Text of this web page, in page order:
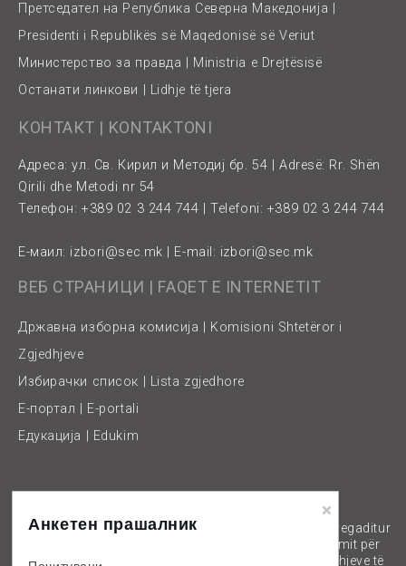
Претседател на Република Северна Македонија |
Presidenti i Republikës së Maqedonisë së Veriut
Министерство за правда | Ministria e Drejtësisë
Останати линкови | Lidhje të tjera
КОНТАКТ | KONTAKTONI
Адреса: ул. Св. Кирил и Методиј бр. 54 | Adresë: Rr. Shën
Qirili dhe Metodi nr 54
Телефон: +389 02 3 244 744 | Telefoni: +389 02 3 244 744
Е-маил: izbori@sec.mk | E-mail: izbori@sec.mk
ВЕБ СТРАНИЦИ | FAQET E INTERNETIT
Државна изборна комисија | Komisioni Shtetëror i
Zgjedhjeve
Избирачки список | Lista zgjedhore
Е-портал | E-portali
Едукација | Edukim
Оваа веб-страна е
Програмата за поддршка
Kjo veb-faqe është pregaditur
në suaza të Programit për
mbështetjen e zgjedhjeve të
Анкетен прашалник